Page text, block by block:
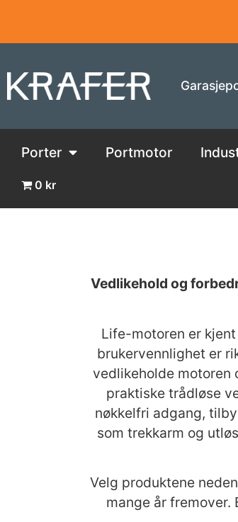
Porter Portmotor
0 kr
Vedlikehold og
Life-motoren er
brukervennlighet er
vedlikeholde motoren
praktiske trådløse
nøkkelfri adgang,
som trekkarm og
Velg produktene
mange år fremover.